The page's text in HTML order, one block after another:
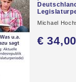
Michael
€ 34,00